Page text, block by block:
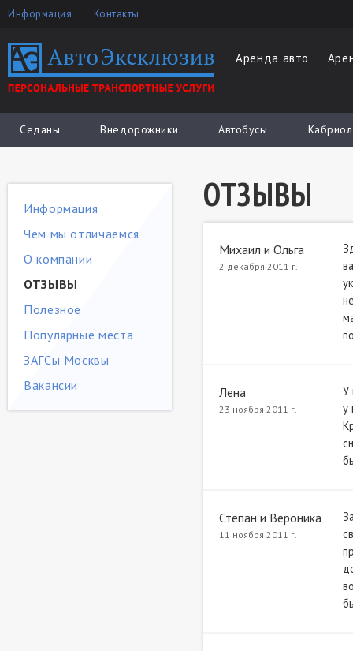
Информация Контакты
Аренда авто
Седаны Внедорожники Автобусы
Информация
Чем мы отличаемся
О компании
ОТЗЫВЫ
Полезное
Популярные места
ЗАГСы Москвы
Вакансии
ОТЗЫВЫ
Михаил и Ольга
2 декабря 2011 г.
Лена
23 ноября 2011 г.
У
у
Степан и Вероника
11 ноября 2011 г.